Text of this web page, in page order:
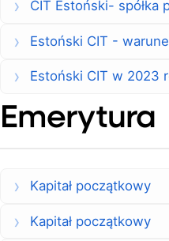
CIT Estoński- spółka
Estoński CIT -
Estoński CIT w 2023
Emerytura
Kapitał początkowy
Kapitał początkowy